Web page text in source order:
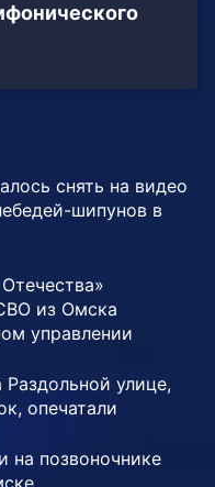
снять на видео
шипунов в
из Омска
управлении
улице,
опечатали
на позвоночнике